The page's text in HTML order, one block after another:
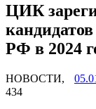
ЦИК
РФ в 2024
НОВОСТИ,
434